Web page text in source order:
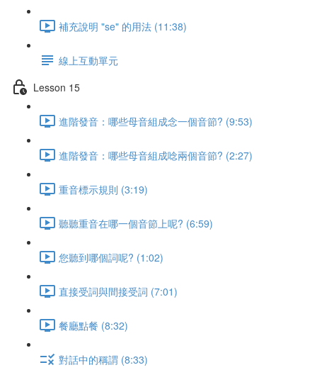
補充說明 "se" 的用法 (11:38)
線上互動單元
Lesson 15
進階發音：哪些母音組成念一個音節? (9:53)
進階發音：哪些母音組成唸兩個音節? (2:27)
重音標示規則 (3:19)
聽聽重音在哪一個音節上呢? (6:59)
您聽到哪個詞呢? (1:02)
直接受詞與間接受詞 (7:01)
餐廳點餐 (8:32)
對話中的稱謂 (8:33)